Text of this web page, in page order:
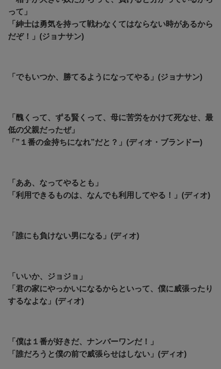
って」
「紳士は勇気を持って戦わなくてはならない時があるから
だぞ！」(ジョナサン)
「でもいつか、勝てるようになってやる」(ジョナサン)
「醜くって、ずる賢くって、母に苦労をかけて死なせ、最
低の父親だったぜ」
「”１番の金持ちになれ”だと？」(ディオ・ブランドー)
「ああ、なってやるとも」
「利用できるものは、なんでも利用してやる！」(ディオ)
「誰にも負けない男になる」(ディオ)
「いいか、ジョジョ」
「君の家にやっかいになるからといって、僕に威張ったり
するなよな」(ディオ)
「僕は１番が好きだ、ナンバーワンだ！」
「誰だろうと僕の前で威張らせはしない」(ディオ)